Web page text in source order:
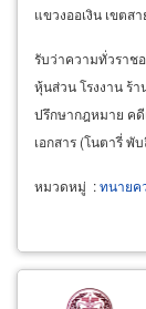
แขวงออเงิน เขตส
รับว่าความทั่วราช
หุ้นส่วน โรงงาน ร้
ปรึกษากฎหมาย ค
เอกสาร (โนตารี่ พั
หมวดหมู่ :ทนายค